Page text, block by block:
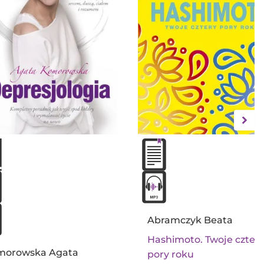
Agata
Abramczyk Beata
Hashimoto. Twoje cztery
pory roku